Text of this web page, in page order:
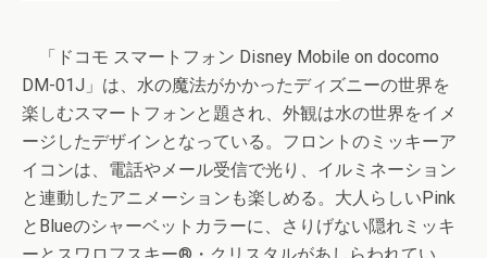
「ドコモ スマートフォン Disney Mobile on docomo
DM-01J」は、水の魔法がかかったディズニーの世界を
楽しむスマートフォンと題され、外観は水の世界をイメ
ージしたデザインとなっている。フロントのミッキーア
イコンは、電話やメール受信で光り、イルミネーション
と連動したアニメーションも楽しめる。大人らしいPink
とBlueのシャーベットカラーに、さりげない隠れミッキ